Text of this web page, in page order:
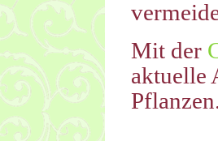
Mit der
aktuelle